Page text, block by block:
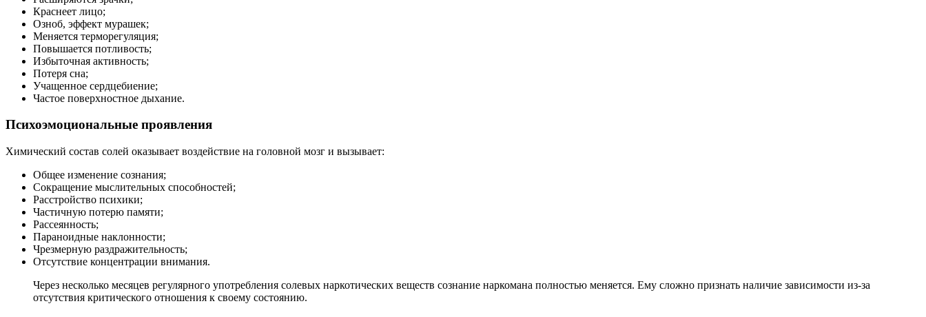
Краснеет лицо;
Озноб, эффект мурашек;
Меняется терморегуляция;
Повышается потливость;
Избыточная активность;
Потеря сна;
Учащенное сердцебиение;
Частое поверхностное дыхание.
Психоэмоциональные проявления
Химический состав солей оказывает воздействие на головной мозг и вызывает:
Общее изменение сознания;
Сокращение мыслительных способностей;
Расстройство психики;
Частичную потерю памяти;
Рассеянность;
Параноидные наклонности;
Чрезмерную раздражительность;
Отсутствие концентрации внимания.
Через несколько месяцев регулярного употребления солевых наркотических веществ сознание наркомана полностью меняется. Ему сложно признать наличие зависимости из-за
отсутствия критического отношения к своему состоянию.